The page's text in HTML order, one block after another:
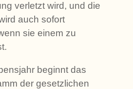
verletzt wird, und die
auch sofort
sie einem zu
beginnt das
der gesetzlichen